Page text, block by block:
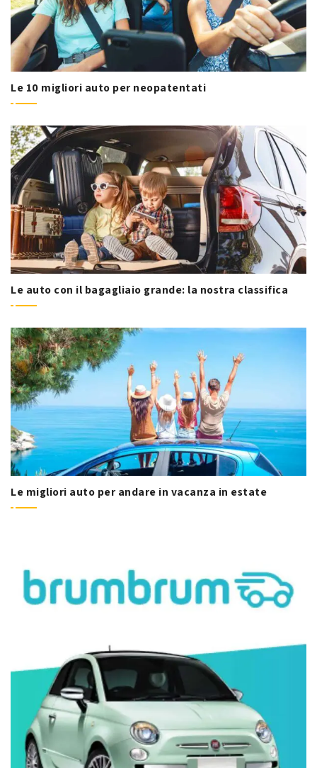
Le 10 migliori auto per neopatentati
Le auto con il bagagliaio grande: la nostra classifica
Le migliori auto per andare in vacanza in estate